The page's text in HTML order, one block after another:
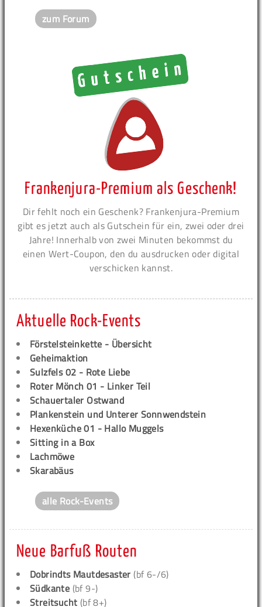
zum Forum
Frankenjura-Premium als Geschenk!
Dir fehlt noch ein Geschenk? Frankenjura-Premium
gibt es jetzt auch als Gutschein für ein, zwei oder drei
Jahre! Innerhalb von zwei Minuten bekommst du
einen Wert-Coupon, den du ausdrucken oder digital
verschicken kannst.
Aktuelle Rock-Events
Förstelsteinkette - Übersicht
Geheimaktion
Sulzfels 02 - Rote Liebe
Roter Mönch 01 - Linker Teil
Schauertaler Ostwand
Plankenstein und Unterer Sonnwendstein
Hexenküche 01 - Hallo Muggels
Sitting in a Box
Lachmöwe
Skarabäus
alle Rock-Events
Neue Barfuß Routen
Dobrindts Mautdesaster (bf 6-/6)
Südkante (bf 9-)
Streitsucht (bf 8+)